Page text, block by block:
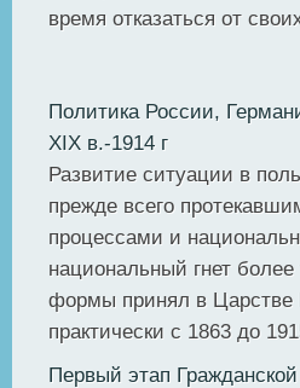
время отказаться от
Политика России,
XIX в.-1914 г
Развитие ситуации в
прежде всего
процессами и
национальный гнет
формы принял в Царстве
практически с 1863 до
Первый этап